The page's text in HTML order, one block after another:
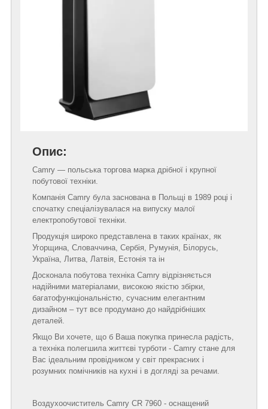
Опис:
Camry — польська торгова марка дрібної і крупної
побутової техніки.
Компанія Camry була заснована в Польщі в 1989 році і
спочатку спеціалізувалася на випуску малої
електропобутової техніки.
Продукція широко представлена в таких країнах, як
Угорщина, Словаччина, Сербія, Румунія, Білорусь,
Україна, Литва, Латвія, Естонія та ін
Досконала побутова техніка Camry відрізняється
надійними матеріалами, високою якістю збірки,
багатофункціональністю, сучасним елегантним
дизайном – тут все продумано до найдрібніших
деталей.
Якщо Ви хочете, що б Ваша покупка принесла радість,
а техніка полегшила життєві турботи - Camry стане для
Вас ідеальним провідником у світ прекрасних і
розумних помічників на кухні і в догляді за речами.
Воздухоочиститель Camry CR 7960 - оснащений